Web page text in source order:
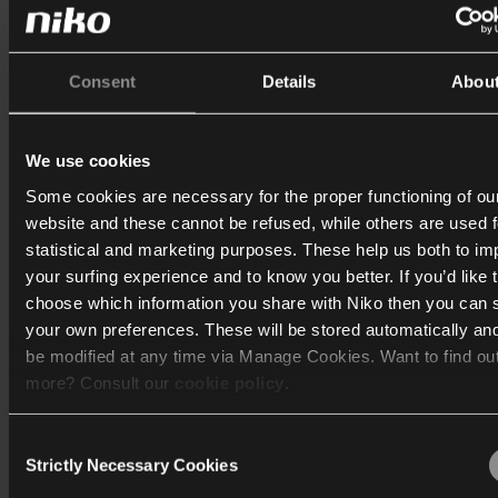
Consent Details
We use cookies
Some cookies are necessary for the proper functioning of
website and these cannot be refused, while others are used
statistical and marketing purposes. These help us both to
your surfing experience and to know you better. If you’d like
choose which information you share with Niko then you can
your own preferences. These will be stored automatically
be modified at any time via Manage Cookies. Want to find
more? Consult our
We work with40 third parties
who may receive and
Selection
Strictly Necessary Cookies
Download brochure
Bekijk de brochure met alle kleuren, details en
Bekijk